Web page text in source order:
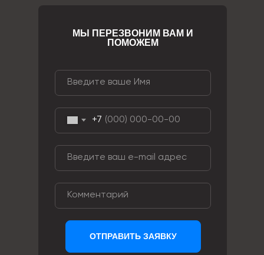
+7
ОТПРАВИТЬ ЗАЯВКУ
МЫ ПЕРЕЗВОНИМ ВАМ И
ПОМОЖЕМ